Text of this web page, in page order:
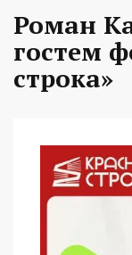
Роман
гостем
строка»